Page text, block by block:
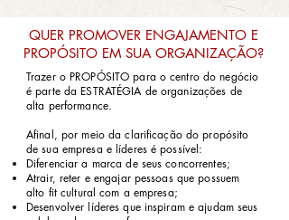
QUER PROMOVER ENGAJAMENTO E
PROPÓSITO EM SUA ORGANIZAÇÃO?
Trazer o PROPÓSITO para o centro do negócio
é parte da ESTRATÉGIA de organizações de
alta performance.
Afinal, por meio da clarificação do propósito
de sua empresa e líderes é possível:
Diferenciar a marca de seus concorrentes;
Atrair, reter e engajar pessoas que possuem
alto fit cultural com a empresa;
Desenvolver líderes que inspiram e ajudam seus